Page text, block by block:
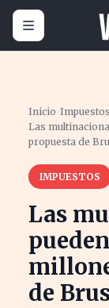
Inicio ›Impuestos
Las
propuesta de
IMPUESTOS
Las
de